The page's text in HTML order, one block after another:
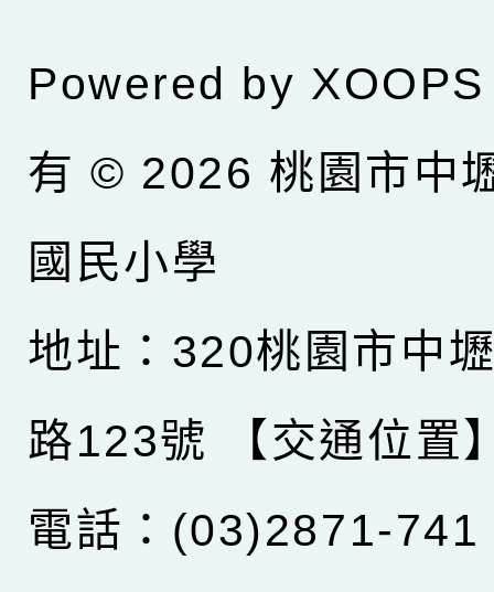
Powered by XOOPS
有 © 2026 桃園市中
國民小學
地址：320桃園市中
路123號
【交通位置
電話：(03)2871-741